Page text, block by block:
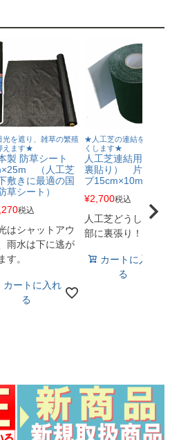
を遮り、雑草の繁殖
えます★
製 防草シート
（人工芝
敷きに最適の国
草シート）
税込
はシャットアウ
雨水は下に逃が
す。
カートに入れ
る
★人工芝の連結を目立た
くします★
人工芝連結用（継
裏貼り） 片面テ
プ15cm×10m
¥2,700税込
人工芝どうしの接
部に裏張り！
カートに入れ
る